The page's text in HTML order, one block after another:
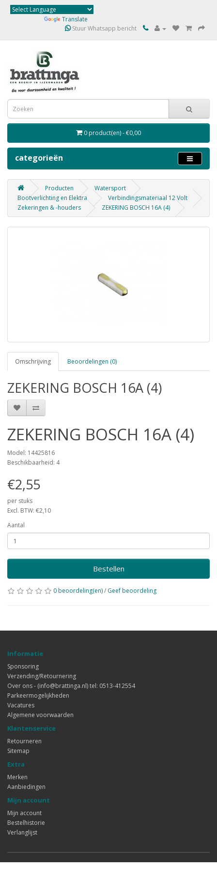
Translate
Stuur Whatsapp bericht
0 product(en) - €0,00
categorieën
Producten
Watersport
Bootverlichting en Elektra
Verbindingsmateriaal 12 Volt
Zekeringen & -houders
ZEKERING BOSCH 16A (4)
Omschrijving Beoordelingen (0)
ZEKERING BOSCH 16A (4)
ZEKERING BOSCH 16A (4)
Model: 14425816
Beschikbaarheid: 4
€2,55
per stuks
Excl. BTW: €2,10
Aantal
Bestellen
0 beoordeling(en)/ Geef beoordeling
Informatie
Sponsoring
Verzending/Retournering
Over ons - (info@brattinga.nl) tel: 0513-412554
Parkeermogelijkheden
Vacatures
Algemene voorwaarden
Klantenservice
Retourneren
Sitemap
Extra
Merken
Aanbiedingen
Mijn account
Mijn account
Bestelhistorie
Verlanglijst